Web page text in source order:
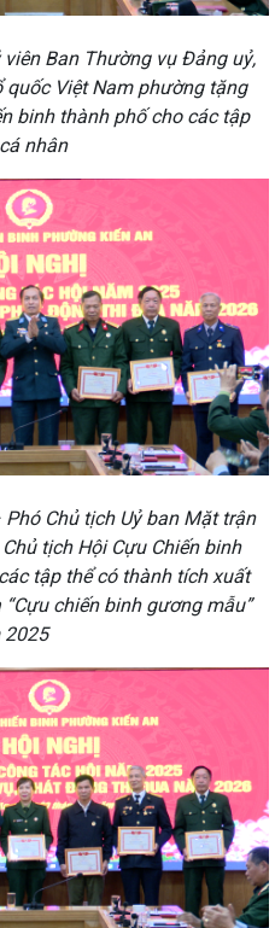
Ban Thường vụ Đảng uỷ,
quốc Việt Nam phường tặng
binh thành phố cho các tập
nhân
Chủ tịch Uỷ ban Mặt trận
tịch Hội Cựu Chiến binh
tập thể có thành tích xuất
chiến binh gương mẫu”
2025